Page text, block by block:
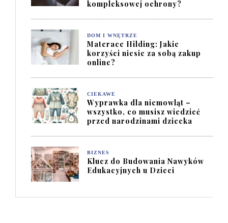
kompleksowej ochrony?
DOM I WNĘTRZE
Materace Hilding: Jakie
korzyści niesie za sobą zakup
online?
CIEKAWE
Wyprawka dla niemowląt –
wszystko, co musisz wiedzieć
przed narodzinami dziecka
BIZNES
Klucz do Budowania Nawyków
Edukacyjnych u Dzieci